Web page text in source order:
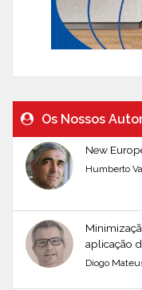
Os Nossos
New
Humberto
aplicação
Diogo